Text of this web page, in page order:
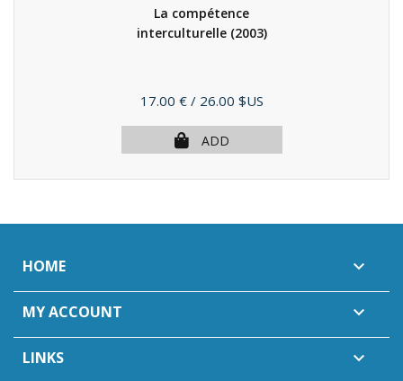
La compétence
interculturelle (2003)
Price
17.00 € / 26.00 $US
ADD
HOME 
MY ACCOUNT 
LINKS 